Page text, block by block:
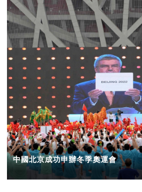
中國北京成功申辦冬季奧運會